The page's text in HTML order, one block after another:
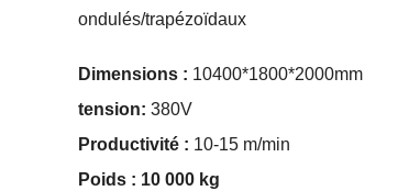
ondulés/trapézoïdaux
Dimensions : 10400*1800*2000mm
tension: 380V
Productivité : 10-15 m/min
Poids : 10 000 kg